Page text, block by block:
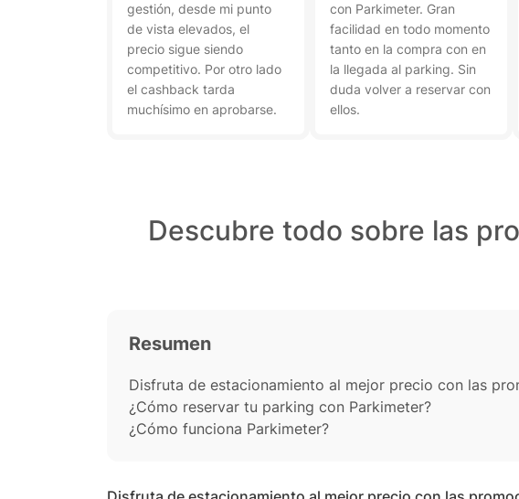
gestión, desde mi punto
de vista elevados, el
precio sigue siendo
competitivo. Por otro lado
el cashback tarda
muchísimo en aprobarse.
con Parkimeter. Gran
facilidad en todo momento
tanto en la compra con en
la llegada al parking. Sin
duda volver a reservar con
ellos.
Descubre todo sobre las
Resumen
Disfruta de estacionamiento al mejor precio con las
¿Cómo reservar tu parking con Parkimeter?
¿Cómo funciona Parkimeter?